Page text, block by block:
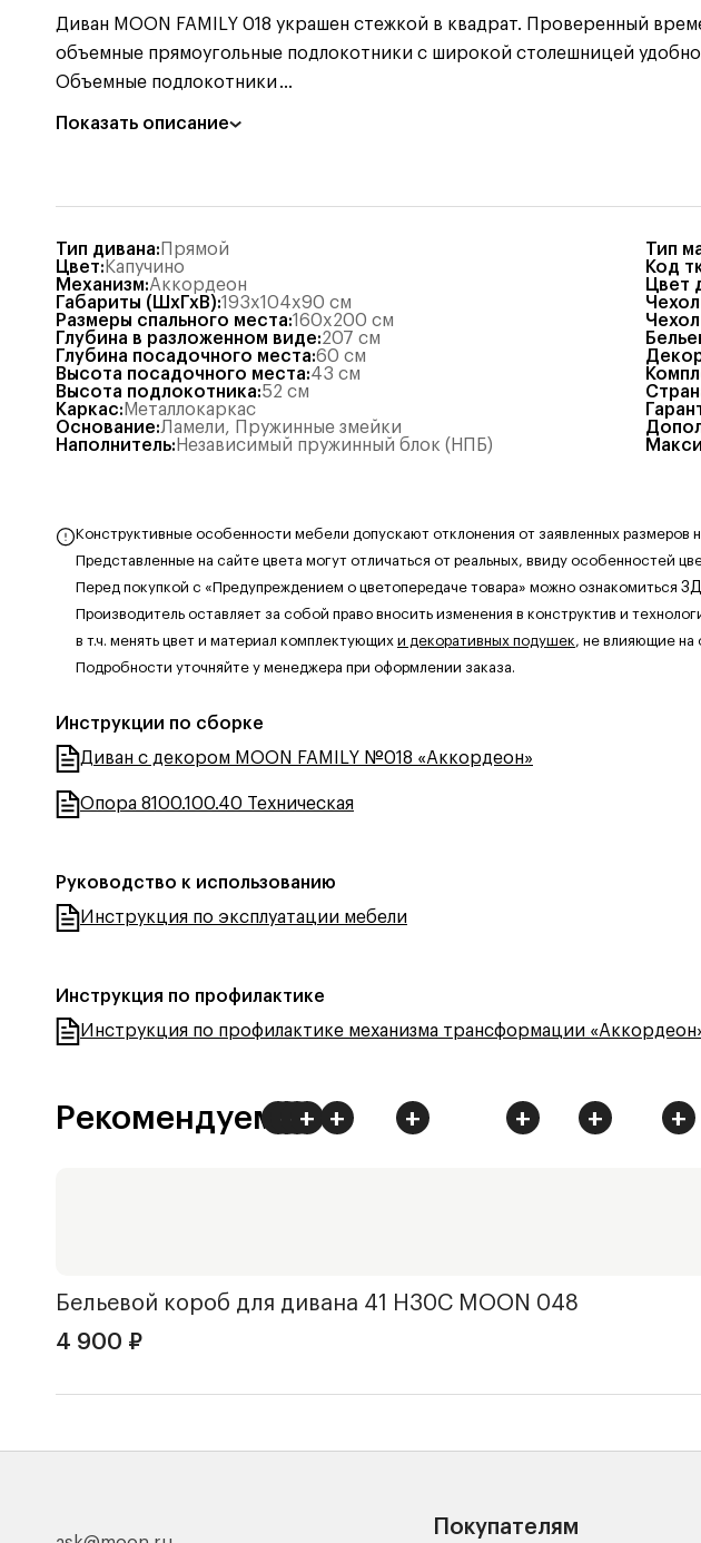
Диван MOON FAMILY 018 украшен стежкой в квадрат. Проверенный
объемные прямоугольные подлокотники с широкой столешницей удобно
Объемные подлокотники...
Показать описание
Тип дивана: Прямой
Цвет: Капучино
Механизм:Аккордеон
Габариты (ШхГхВ):193x104x90 см
Размеры спального места:160x200 см
Глубина в разложенном виде:207 см
Глубина посадочного места:60 см
Высота посадочного места:43 см
Высота подлокотника:52 см
Каркас: Металлокаркас
Основание:Ламели, Пружинные змейки
Наполнитель: Независимый пружинный блок (НПБ)
Тип
Код
Цвет
Конструктивные особенности мебели допускают отклонения от заявленных размеров
Представленные на сайте цвета могут отличаться от реальных, ввиду особенностей
Перед покупкой с «Предупреждением о цветопередаче товара» можно ознакомиться
Производитель оставляет за собой право вносить изменения в конструктив и
в т.ч. менять цвет и материал комплектующих и декоративных подушек, не влияющие на
Подробности уточняйте у менеджера при оформлении заказа.
Инструкции по сборке
Диван с декором MOON FAMILY №018 «Аккордеон»
Опора 8100.100.40 Техническая
Руководство к использованию
Инструкция по эксплуатации мебели
Инструкция по профилактике
Инструкция по профилактике механизма трансформации
++++ + +
+
+ +
Рекомендуем
Бельевой короб для дивана 41 Н30С MOON 048
4 900 ₽
Покупателям